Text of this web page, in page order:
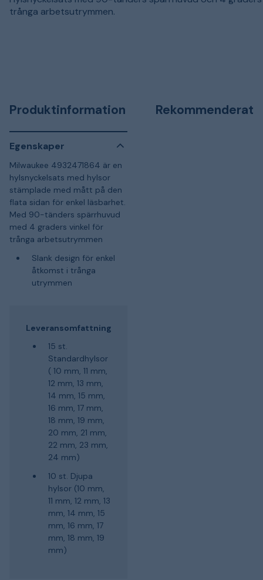
trånga arbetsutrymmen.
Produktinformation
Egenskaper
Milwaukee 4932471864 är en
hylsnyckelsats med hylsor
stämplade med mått på den
flata sidan för enkel läsbarhet.
Med 90-tänders spärrhuvud
med 4 graders vinkel för
trånga arbetsutrymmen
Slank design för enkel
åtkomst i trånga
utrymmen
Leveransomfattning
15 st.
Standardhylsor
( 10 mm, 11 mm,
12 mm, 13 mm,
14 mm, 15 mm,
16 mm, 17 mm,
18 mm, 19 mm,
20 mm, 21 mm,
22 mm, 23 mm,
24 mm)
10 st. Djupa
hylsor (10 mm,
11 mm, 12 mm, 13
mm, 14 mm, 15
mm, 16 mm, 17
mm, 18 mm, 19
mm)
Rekommenderat